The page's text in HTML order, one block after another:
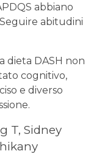
abbiano
abitudini
dieta DASH non
cognitivo,
e diverso
T, Sidney